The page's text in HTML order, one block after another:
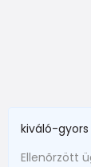
kiváló-gyors
Ellenõrzött